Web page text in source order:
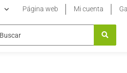
Página web Mi cuenta
EDULCORANTE STEVIA